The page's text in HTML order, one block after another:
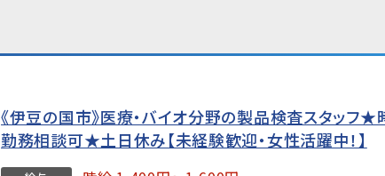
《伊豆の国市》医療・バイオ分野の製品検査スタッ
勤務相談可★土日休み【未経験歓迎・女性活躍中！】